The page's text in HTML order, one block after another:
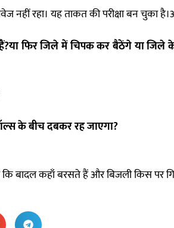
नहीं रहा। यह ताकत की परीक्षा बन चुका
फिर जिले में चिपक कर बैठेंगे या जिले के
के बीच दबकर रह जाएगा?
बादल कहाँ बरसते हैं और बिजली किस पर